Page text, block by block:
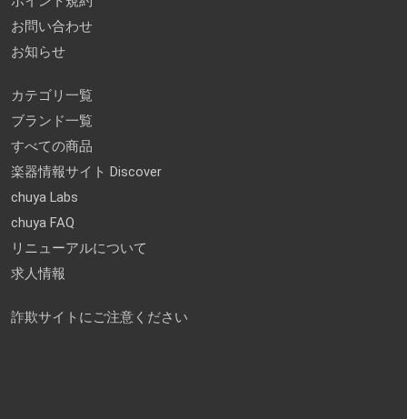
お問い合わせ
お知らせ
カテゴリ一覧
ブランド一覧
すべての商品
楽器情報サイト Discover
chuya Labs
chuya FAQ
リニューアルについて
求人情報
詐欺サイトにご注意ください